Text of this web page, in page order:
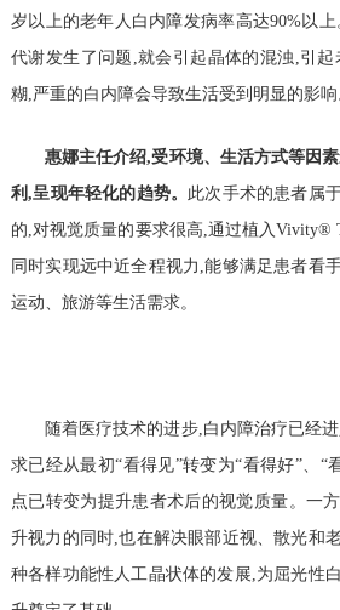
岁以上的老年人白内障发病率高达90%以
代谢发生了问题,就会引起晶体的混浊,引
糊,严重的白内障会导致生活受到明显的影响
惠娜主任介绍,受环境、生活方式等因
利,呈现年轻化的趋势。 此次手术的患者属
的,对视觉质量的要求很高,通过植入Vivity®
同时实现远中近全程视力,能够满足患者看
运动、旅游等生活需求。
随着医疗技术的进步,白内障治疗已经
求已经从最初“看得见”转变为“看得好”、“
点已转变为提升患者术后的视觉质量。一
升视力的同时,也在解决眼部近视、散光和
种各样功能性人工晶状体的发展,为屈光性